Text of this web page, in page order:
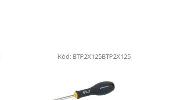
Kód: BTP2X125BTP2X125